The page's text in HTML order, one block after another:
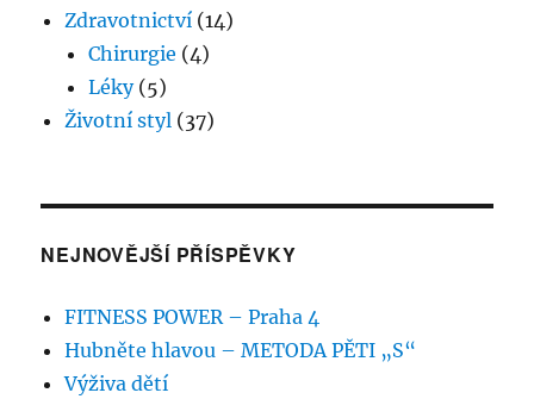
Zdravotnictví (14)
Chirurgie (4)
Léky(5)
Životní styl (37)
NEJNOVĚJŠÍ PŘÍSPĚVKY
FITNESS POWER – Praha 4
Hubněte hlavou – METODA PĚTI „S“
Výživa dětí